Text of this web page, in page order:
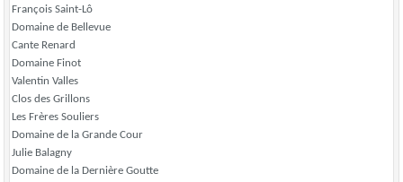
François Saint-Lô
Domaine de Bellevue
Cante Renard
Domaine Finot
Valentin Valles
Clos des Grillons
Les Frères Souliers
Domaine de la Grande Cour
Julie Balagny
Domaine de la Dernière Goutte